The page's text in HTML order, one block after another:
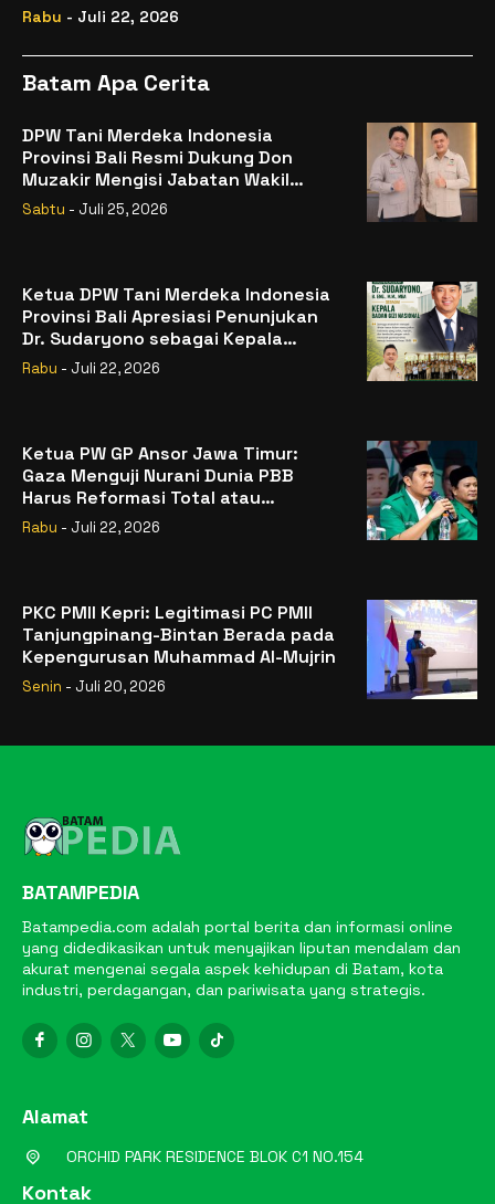
Rabu - Juli 22, 2026
Batam Apa Cerita
DPW Tani Merdeka Indonesia
Provinsi Bali Resmi Dukung Don
Muzakir Mengisi Jabatan Wakil
Menteri Pertanian RI
Sabtu - Juli 25, 2026
Ketua DPW Tani Merdeka Indonesia
Provinsi Bali Apresiasi Penunjukan
Dr. Sudaryono sebagai Kepala
Badan Gizi Nasional
Rabu - Juli 22, 2026
Ketua PW GP Ansor Jawa Timur:
Gaza Menguji Nurani Dunia PBB
Harus Reformasi Total atau
Kehilangan Legitimasi
Rabu - Juli 22, 2026
PKC PMII Kepri: Legitimasi PC PMII
Tanjungpinang-Bintan Berada pada
Kepengurusan Muhammad Al-Mujrin
Senin - Juli 20, 2026
BATAMPEDIA
Batampedia.com adalah portal berita dan informasi online
yang didedikasikan untuk menyajikan liputan mendalam dan
akurat mengenai segala aspek kehidupan di Batam, kota
industri, perdagangan, dan pariwisata yang strategis.
Alamat
ORCHID PARK RESIDENCE BLOK C1 NO.154
Kontak